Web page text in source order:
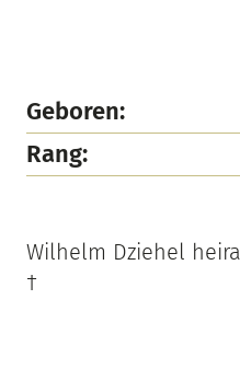
Geboren:
Rang:
Wilhelm Dziehel
†